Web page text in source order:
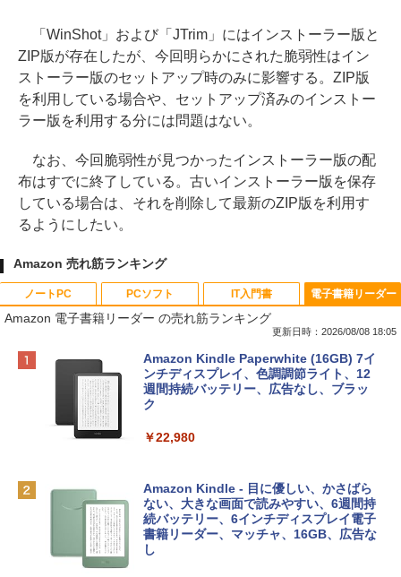
「WinShot」および「JTrim」にはインストーラー版と
ZIP版が存在したが、今回明らかにされた脆弱性はイン
ストーラー版のセットアップ時のみに影響する。ZIP版
を利用している場合や、セットアップ済みのインストー
ラー版を利用する分には問題はない。
なお、今回脆弱性が見つかったインストーラー版の配
布はすでに終了している。古いインストーラー版を保存
している場合は、それを削除して最新のZIP版を利用す
るようにしたい。
Amazon 売れ筋ランキング
ノートPC
Apple 2026 MacBook Neo A18 Proチッ
プ搭載13インチノートブック：AIとAppl
e Intelligenceのために設計、Liquid Ret
inaディスプレイ、8GBユニファイドメモ
eTime HDカメラ、Touch ID - シルバー
tomtoc 360°保護 15.6 16インチ パソコ
ンケース Dell NEC Lavie ASUS HP dyna
book Lenovo対応
PCソフト
Robloxギフトカード - 800 Robux 【限
定バーチャルアイテムを含む】 【オンラ
インゲームコード】 ロブロックス | オン
ラインコード版
￥1,300
Robloxギフトカード - 1000 Robux 【限
定バーチャルアイテムを含む】 【オンラ
インゲームコード】 ロブロックス |オン
ラインコード版
IT入門書
生成AIパスポート公式テキスト 第４版
￥1,766
出す プロンプトの言葉 AI画像生成シリー
ズ (はぴーイラストLabo)
￥480
電子書籍リーダー
Amazon 電子書籍リーダー の売れ筋ランキング
更新日時：2026/08/08 18:05
Amazon Kindle Paperwhite (16GB) 7イ
ンチディスプレイ、色調調節ライト、12
週間持続バッテリー、広告なし、ブラッ
ク
￥22,980
Amazon Kindle - 目に優しい、かさばら
ない、大きな画面で読みやすい、6週間持
続バッテリー、6インチディスプレイ電子
書籍リーダー、マッチャ、16GB、広告な
し